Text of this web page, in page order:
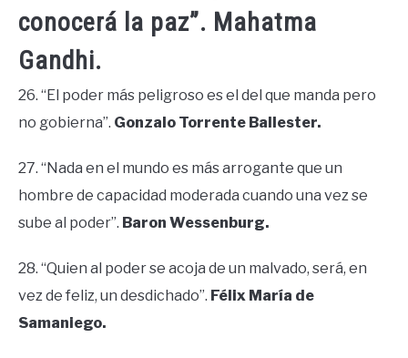
conocerá la paz”. Mahatma
Gandhi.
26. “El poder más peligroso es el del que manda pero
no gobierna”. Gonzalo Torrente Ballester.
27. “Nada en el mundo es más arrogante que un
hombre de capacidad moderada cuando una vez se
sube al poder”. Baron Wessenburg.
28. “Quien al poder se acoja de un malvado, será, en
vez de feliz, un desdichado”. Félix María de
Samaniego.